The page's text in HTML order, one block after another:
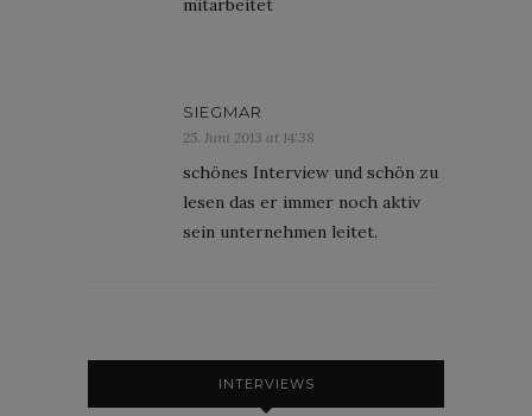
SIEGMAR
25. Juni 2013 at 14:38
schönes Interview und schön zu
lesen das er immer noch aktiv
sein unternehmen leitet.
INTERVIEWS